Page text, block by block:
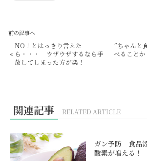
前の記事へ
«
NO！とはっきり言えた
ら・・・ ウザウザするなら手
放してしまった方が楽！
”ちゃんと
べること
関連記事 RELATED ARTICLE
ガン予防 食品
酸素が増える